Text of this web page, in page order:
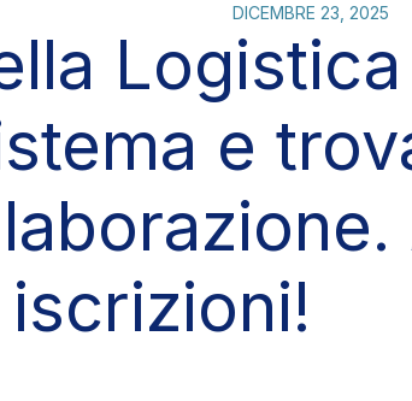
DICEMBRE 23, 2025
e
iscrizioni!